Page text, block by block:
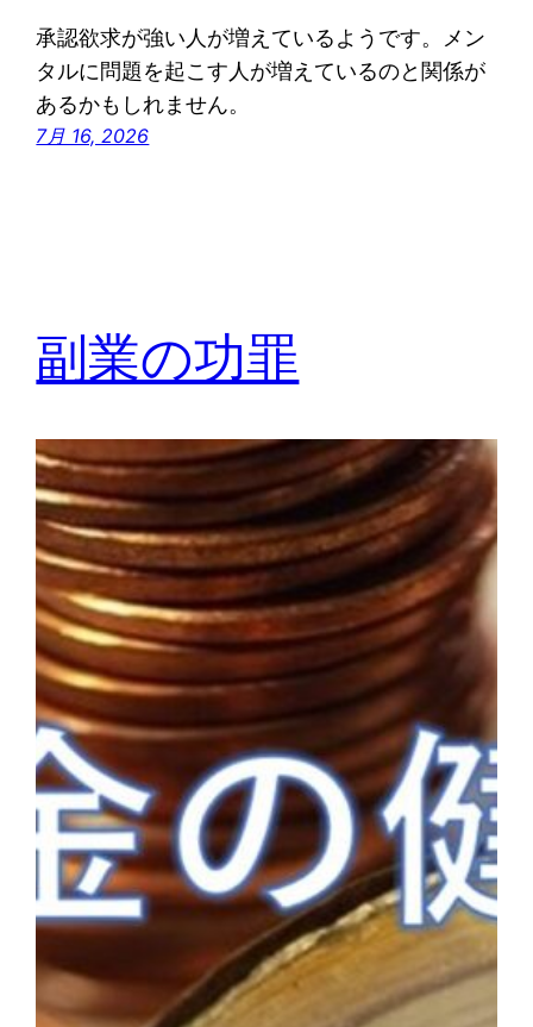
承認欲求が強い人が増えているようです。メン
タルに問題を起こす人が増えているのと関係が
あるかもしれません。
7月 16, 2026
副業の功罪